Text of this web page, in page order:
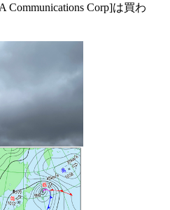
Communications Corp]は買わ